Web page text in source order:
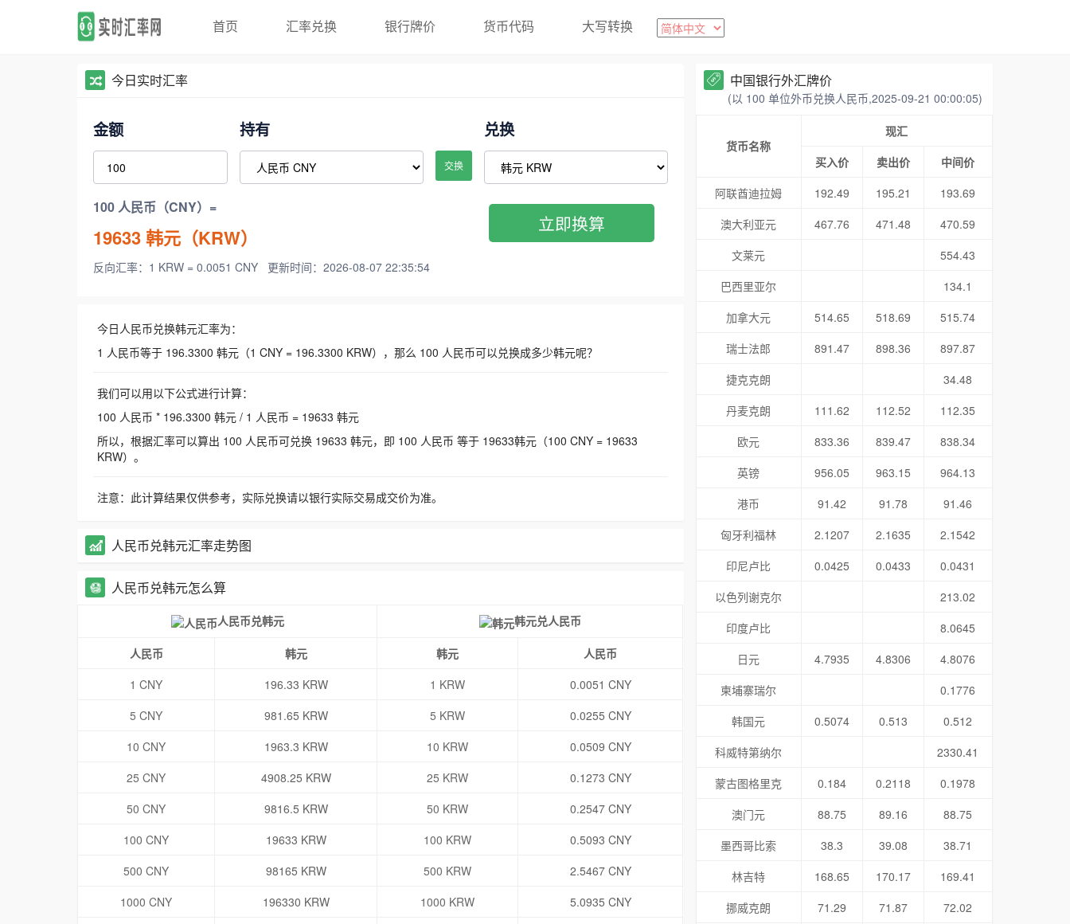
首页 汇率兑换 银行牌价 货币代码 大写转换
今日实时汇率
金额 持有
交换
兑换
100 人民币（CNY）=
19633韩元（KRW）
反向汇率：1 KRW = 0.0051 CNY 更新时间：2026-08-07 22:35:54
立即换算
今日人民币兑换韩元汇率为：
1 人民币等于 196.3300 韩元（1 CNY = 196.3300 KRW），那么 100 人民币可以兑换成多少韩元呢？
我们可以用以下公式进行计算：
100 人民币 * 196.3300 韩元 / 1 人民币 = 19633 韩元
所以，根据汇率可以算出 100 人民币可兑换 19633 韩元，即 100 人民币 等于 19633韩元（100 CNY = 19633
KRW）。
注意：此计算结果仅供参考，实际兑换请以银行实际交易成交价为准。
人民币兑韩元汇率走势图
人民币兑韩元怎么算
人民币兑韩元 韩元兑人民币
人民币 韩元 韩元
人民币
1 CNY
196.33 KRW 1 KRW
0.0051 CNY
5 CNY
981.65 KRW 5 KRW
0.0255 CNY
10 CNY
1963.3 KRW 10 KRW
0.0509 CNY
25 CNY
4908.25 KRW 25 KRW
0.1273 CNY
50 CNY
9816.5 KRW 50 KRW
0.2547 CNY
100 CNY
19633 KRW 100 KRW
0.5093 CNY
500 CNY
98165 KRW 500 KRW
2.5467 CNY
1000 CNY
196330 KRW 1000 KRW
5.0935 CNY
中国银行外汇牌价
(以 100 单位外币兑换人民币,2025-09-21 00:00:05)
货币名称
现汇
买入价
卖出价
中间价
阿联酋迪拉姆
192.49 195.21
193.69
澳大利亚元
467.76 471.48
470.59
文莱元
554.43
巴西里亚尔
134.1
加拿大元
514.65 518.69
515.74
瑞士法郎
891.47 898.36
897.87
捷克克朗
34.48
丹麦克朗
111.62 112.52
112.35
欧元
833.36 839.47
838.34
英镑
956.05 963.15
964.13
港币
91.42 91.78
91.46
匈牙利福林
2.1207 2.1635
2.1542
印尼卢比
0.0425 0.0433
0.0431
以色列谢克尔
213.02
印度卢比
8.0645
日元
4.7935 4.8306
4.8076
柬埔寨瑞尔
0.1776
韩国元
0.5074 0.513
0.512
科威特第纳尔
2330.41
蒙古图格里克
0.184 0.2118
0.1978
澳门元
88.75 89.16
88.75
墨西哥比索
38.3 39.08
38.71
林吉特
168.65 170.17
169.41
挪威克朗
71.29 71.87
72.02